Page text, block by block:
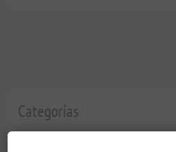
Categorías